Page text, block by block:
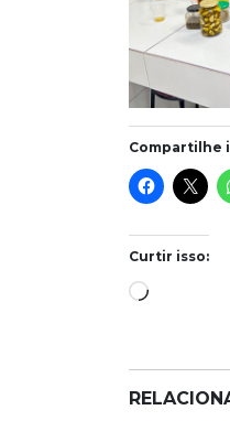
Compartilhe
Curtir isso: